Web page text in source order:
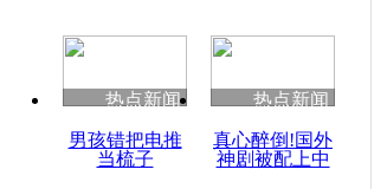
四川兴文苗乡上万人欢
度苗族花山节
热点新闻
男孩错把电推
当梳子
热点新闻
真心醉倒!国外
神剧被配上中